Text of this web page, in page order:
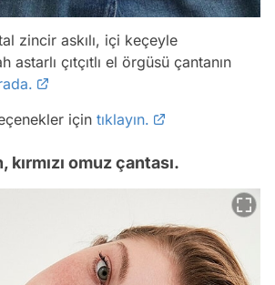
zincir askılı, içi keçeyle
astarlı çıtçıtlı el örgüsü çantanın
için tıklayın.
omuz çantası.